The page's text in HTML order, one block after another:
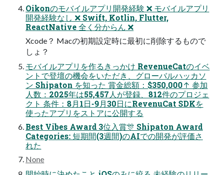
Oikonのモバイルアプリ開発経験 ❌ モバイルアプリ
開発経験なし ❌ Swift, Kotlin, Flutter,
ReactNative 全く分からん ❌
Xcode？ Macの初期設定時に最初に削除するもので
しょ？
モバイルアプリを作るきっかけ RevenueCatのイベ
ントで登壇の機会をいただき、グローバルハッカソ
ン Shipaton を知った 賞金総額：$350,000↑ 参加
人数：2025年は55,457人が登録、812件のプロジェ
クト 条件：8月1日-9月30日にRevenuCat SDKを
使ったアプリをストアに公開する
Best Vibes Award 3位入賞🎊 Shipaton Award
Categories: 短期間(3週間)のAIでの開発が評価さ
れた
None